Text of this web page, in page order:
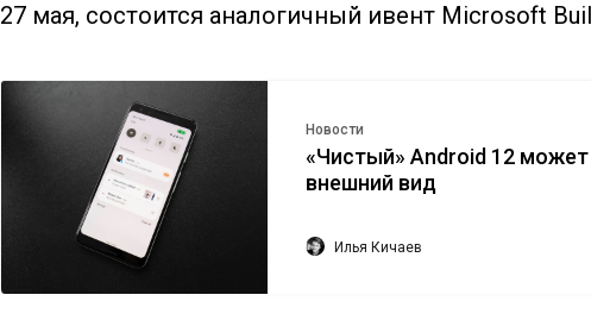
27 мая, состоится аналогичный ивент Microsoft
Новости
«Чистый» Android 12
внешний вид
Илья Кичаев